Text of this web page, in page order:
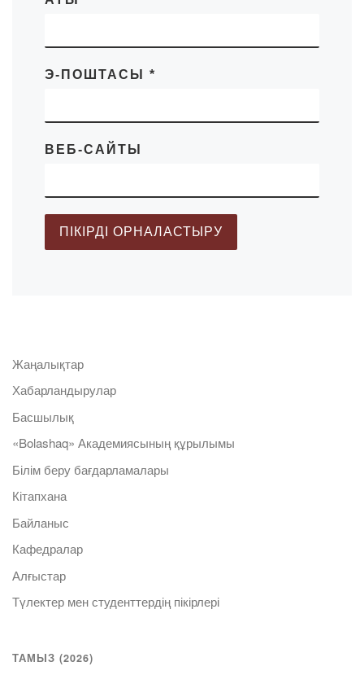
Э-ПОШТАСЫ *
ВЕБ-САЙТЫ
Жаңалықтар
Хабарландырулар
Басшылық
«Bolashaq» Академиясының құрылымы
Білім беру бағдарламалары
Кітапхана
Байланыс
Кафедралар
Алғыстар
Түлектер мен студенттердің пікірлері
ТАМЫЗ (2026)